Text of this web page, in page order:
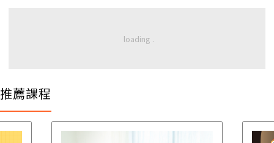
推薦課程